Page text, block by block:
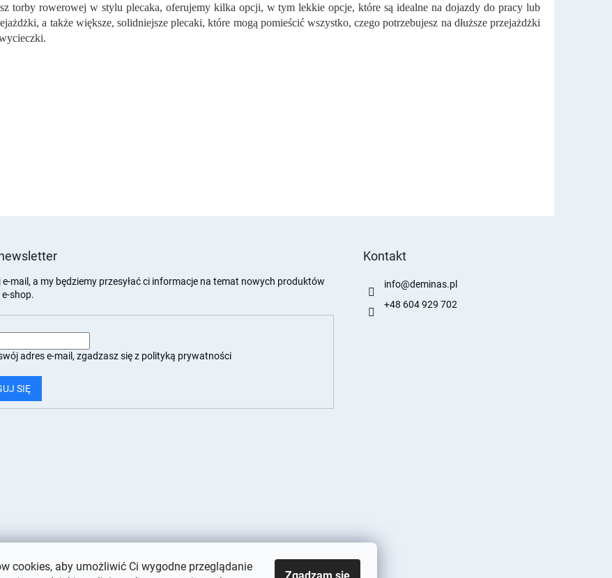
cookies, aby umożliwić Ci wygodne przeglądanie
k
i
torby rowerowej w stylu plecaka, oferujemy kilka opcji, w tym lekkie opcje, które są idealne na dojazdy do pracy lub
a także większe, solidniejsze plecaki, które mogą pomieścić wszystko, czego potrzebujesz na dłuższe przejażdżki
e-mail, a my będziemy przesyłać ci informacje na temat nowych produktów
shop.
adres e-mail, zgadzasz się z polityką prywatności
SIĘ
Kontakt
info@deminas.pl
+48 604 929 702